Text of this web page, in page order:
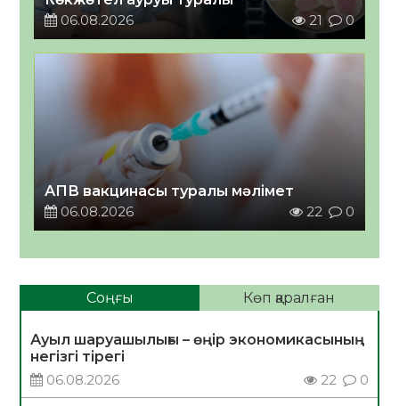
06.08.2026
21 0
АПВ вакцинасы туралы мәлімет
06.08.2026
22 0
Соңғы Көп қаралған
Ауыл шаруашылығы – өңір экономикасының
негізгі тірегі
06.08.2026
22 0